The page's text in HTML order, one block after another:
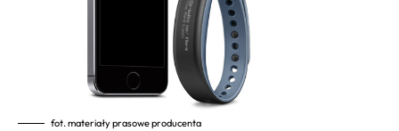
fot. materiały prasowe producenta